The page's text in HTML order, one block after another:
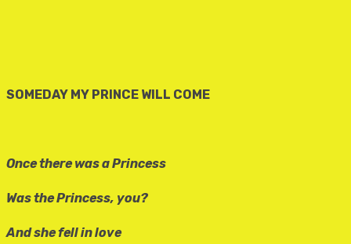
SOMEDAY MY PRINCE WILL COME
Once there was a Princess
Was the Princess, you?
And she fell in love